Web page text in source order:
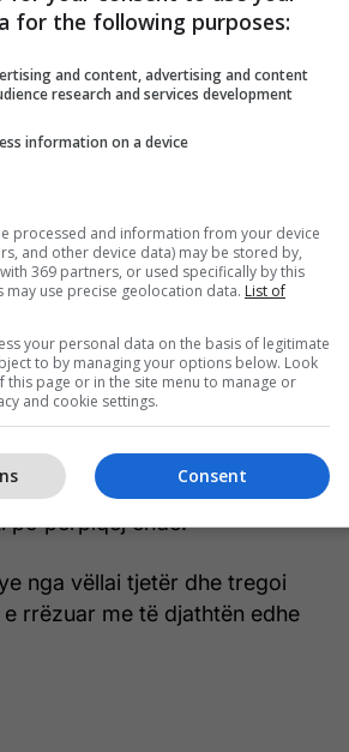
me rezerva dhe taktikë
Nefatti e ndoqën në ring, por
me një goditje të fortë
po përpiqej ende.
nga vëllai tjetër dhe tregoi
rrëzuar me të djathtën edhe
for the following purposes:
and content, advertising and content
research and services development
information on a device
processed and information from your device
and other device data) may be stored by,
369 partners, or used specifically by this
may use precise geolocation data. List of
your personal data on the basis of legitimate
to by managing your options below. Look
page or in the site menu to manage or
and cookie settings.
Consent